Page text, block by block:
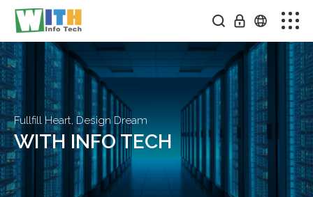
스마트팩토리
솔루션소개
미디어센터
온라인문의
Fullfill Heart, Design Dream
WITH INFO TECH